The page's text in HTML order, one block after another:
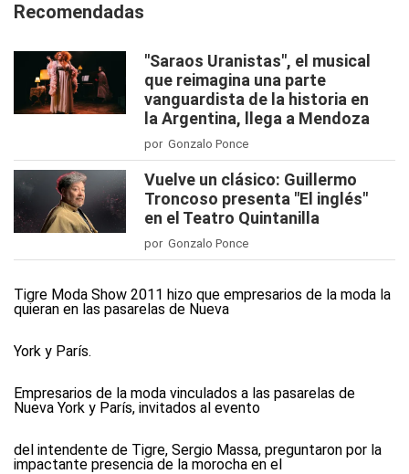
Recomendadas
"Saraos Uranistas", el musical
que reimagina una parte
vanguardista de la historia en
la Argentina, llega a Mendoza
por Gonzalo Ponce
Vuelve un clásico: Guillermo
Troncoso presenta "El inglés"
en el Teatro Quintanilla
por Gonzalo Ponce
Tigre Moda Show 2011 hizo que empresarios de la moda la
quieran en las pasarelas de Nueva
York y París.
Empresarios de la moda vinculados a las pasarelas de
Nueva York y París, invitados al evento
del intendente de Tigre, Sergio Massa, preguntaron por la
impactante presencia de la morocha en el